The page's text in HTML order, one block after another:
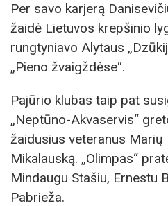
Per savo karjerą
žaidė Lietuvos krepšinio
rungtyniavo Alytaus
„Pieno žvaigždėse“.
Pajūrio klubas taip pat
„Neptūno-Akvaservis“
žaidusius veteranus Marių
Mikalauską. „Olimpas“
Mindaugu Stašiu, Ernestu
Pabrieža.